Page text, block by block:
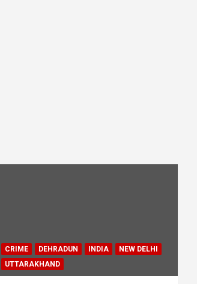
CRIME DEHRADUN INDIA
NEW DELHI
UTTARAKHAND